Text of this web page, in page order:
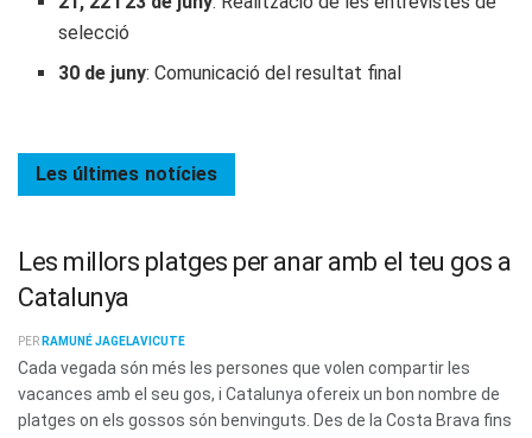
selecció
30 de juny: Comunicació del resultat final
Les últimes notícies
Les millors platges per anar amb el teu gos a
Catalunya
PER RAMUNÉ JAGELAVICUTE
Cada vegada són més les persones que volen compartir les
vacances amb el seu gos, i Catalunya ofereix un bon nombre de
platges on els gossos són benvinguts. Des de la Costa Brava fins